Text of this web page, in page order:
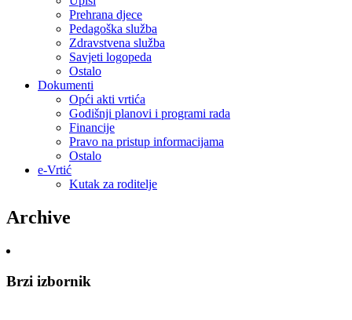
Prehrana djece
Pedagoška služba
Zdravstvena služba
Savjeti logopeda
Ostalo
Dokumenti
Opći akti vrtića
Godišnji planovi i programi rada
Financije
Pravo na pristup informacijama
Ostalo
e-Vrtić
Kutak za roditelje
Archive
Brzi izbornik